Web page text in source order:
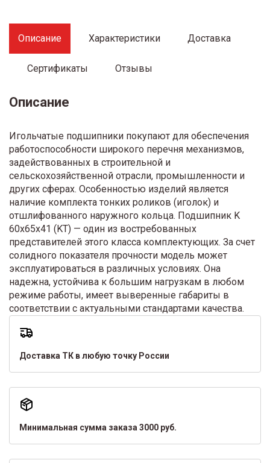
Описание Характеристики Доставка
Сертификаты Отзывы
Описание
Игольчатые подшипники покупают для обеспечения
работоспособности широкого перечня механизмов,
задействованных в строительной и
сельскохозяйственной отрасли, промышленности и
других сферах. Особенностью изделий является
наличие комплекта тонких роликов (иголок) и
отшлифованного наружного кольца. Подшипник K
60x65x41 (KT) — один из востребованных
представителей этого класса комплектующих. За счет
солидного показателя прочности модель может
эксплуатироваться в различных условиях. Она
надежна, устойчива к большим нагрузкам в любом
режиме работы, имеет выверенные габариты в
соответствии с актуальными стандартами качества.
Доставка ТК в любую точку России
Минимальная сумма заказа 3000 руб.